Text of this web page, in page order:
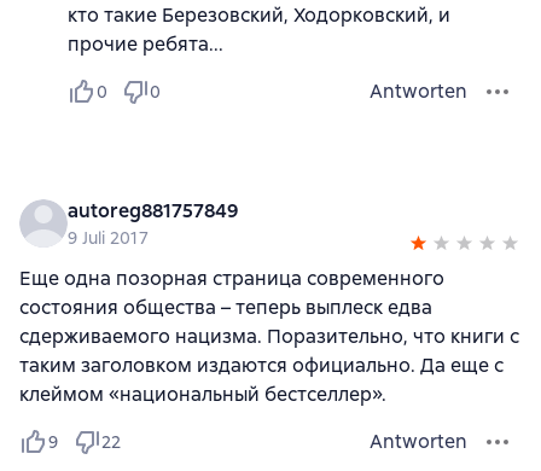
кто такие Березовский, Ходорковский, и
прочие ребята...
0 0 Antworten
autoreg881757849
9 Juli 2017
Еще одна позорная страница современного
состояния общества – теперь выплеск едва
сдерживаемого нацизма. Поразительно, что книги с
таким заголовком издаются официально. Да еще с
клеймом «национальный бестселлер».
9 22 Antworten